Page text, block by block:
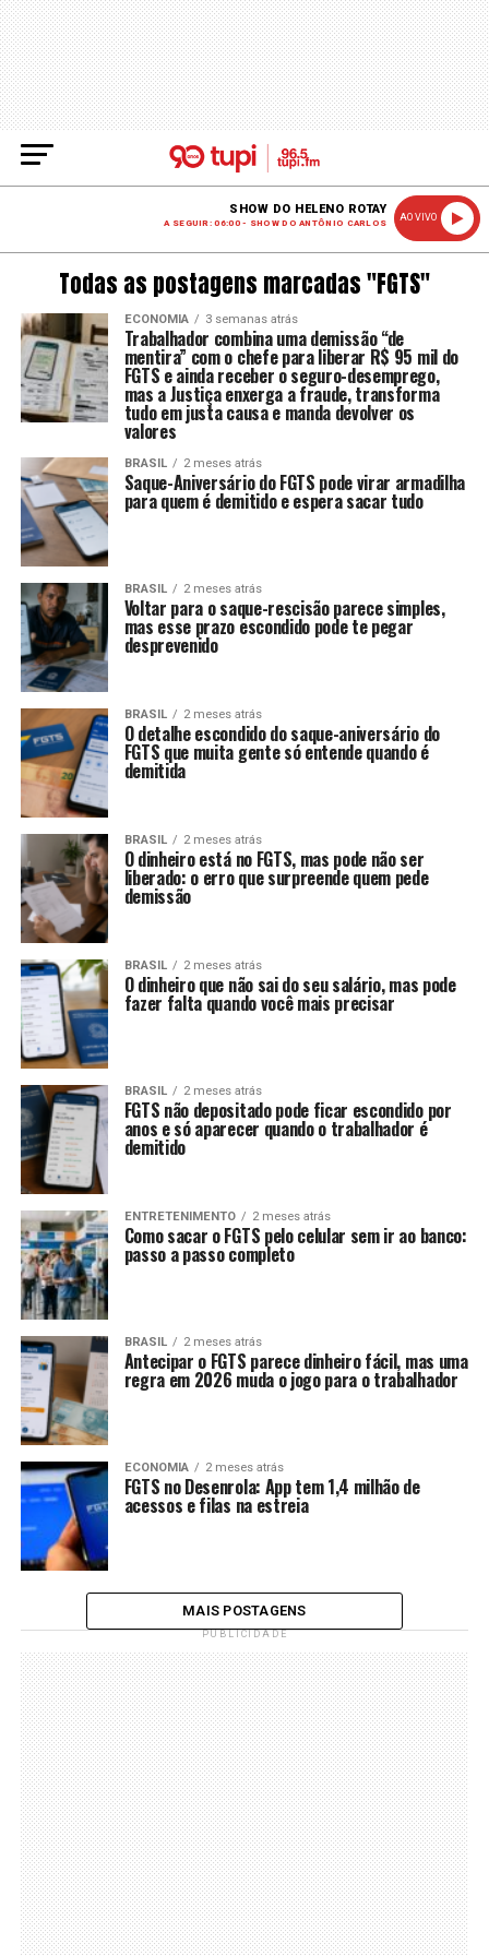
SHOW DO HELENO ROTAY
A SEGUIR: 06:00 - SHOW DO ANTÔNIO CARLOS
AO VIVO
Todas as postagens marcadas "FGTS"
ECONOMIA 3 semanas atrás
Trabalhador combina uma demissão “de
mentira” com o chefe para liberar R$ 95 mil do
FGTS e ainda receber o seguro-desemprego,
mas a Justiça enxerga a fraude, transforma
tudo em justa causa e manda devolver os
valores
BRASIL 2 meses atrás
Saque-Aniversário do FGTS pode virar armadilha
para quem é demitido e espera sacar tudo
BRASIL 2 meses atrás
Voltar para o saque-rescisão parece simples,
mas esse prazo escondido pode te pegar
desprevenido
BRASIL 2 meses atrás
O detalhe escondido do saque-aniversário do
FGTS que muita gente só entende quando é
demitida
BRASIL 2 meses atrás
O dinheiro está no FGTS, mas pode não ser
liberado: o erro que surpreende quem pede
demissão
BRASIL 2 meses atrás
O dinheiro que não sai do seu salário, mas pode
fazer falta quando você mais precisar
BRASIL 2 meses atrás
FGTS não depositado pode ficar escondido por
anos e só aparecer quando o trabalhador é
demitido
ENTRETENIMENTO 2 meses atrás
Como sacar o FGTS pelo celular sem ir ao banco:
passo a passo completo
BRASIL 2 meses atrás
Antecipar o FGTS parece dinheiro fácil, mas uma
regra em 2026 muda o jogo para o trabalhador
ECONOMIA 2 meses atrás
FGTS no Desenrola: App tem 1,4 milhão de
acessos e filas na estreia
MAIS POSTAGENS
PUBLICIDADE